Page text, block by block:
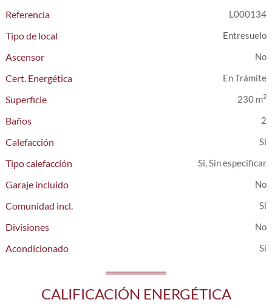
Referencia L000134
Tipo de local Entresuelo
Ascensor
Cert. Energética
En Trámite
Superficie 230 m2
Baños 2
Calefacción
Tipo calefacción
Si, Sin especificar
Garaje incluido
Comunidad incl.
Divisiones
Acondicionado
CALIFICACIÓN ENERGÉTICA